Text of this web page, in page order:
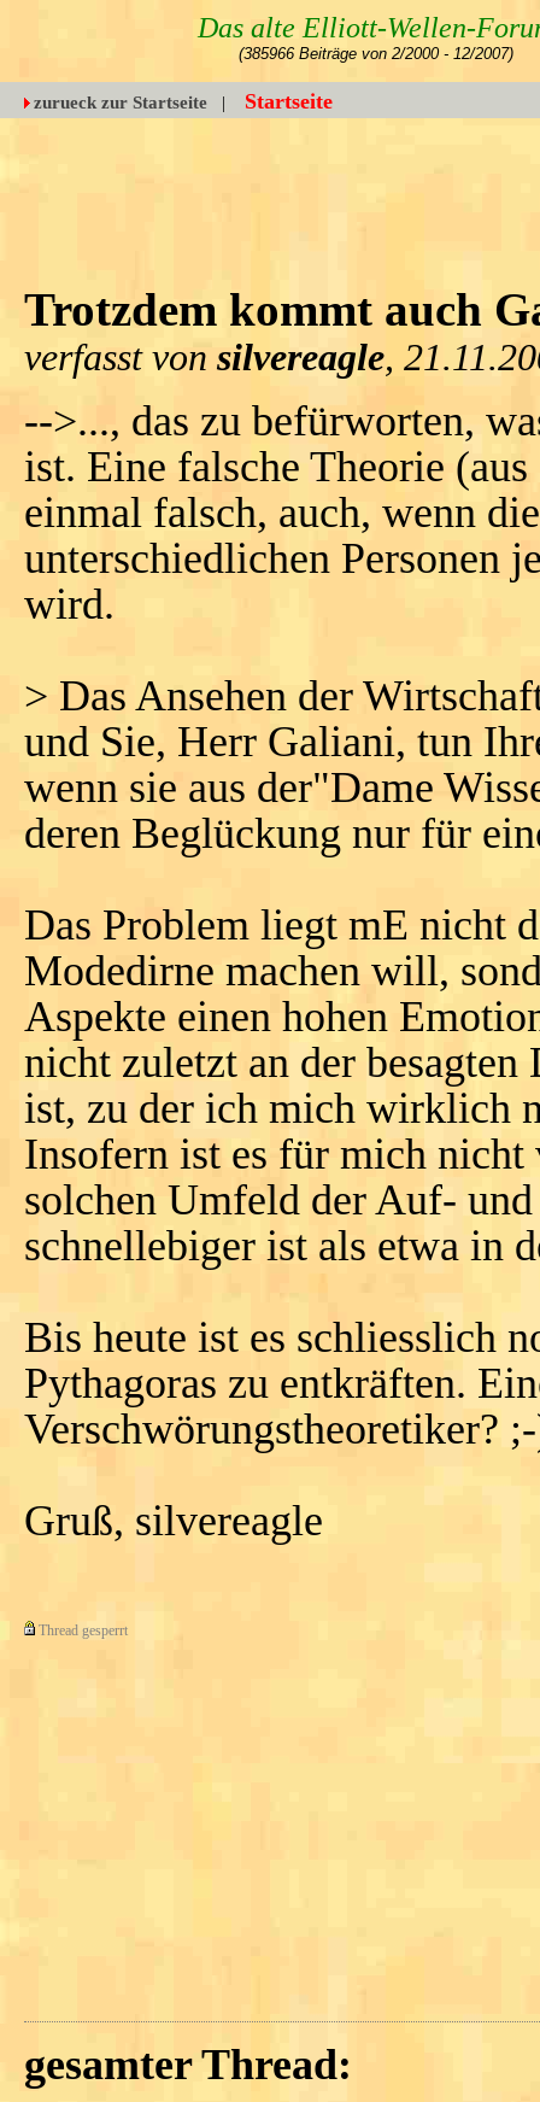
Das alte Elliott-Wellen-
(385966 Beiträge von 2/2000 - 12/2007)
zurueck zur Startseite | Startseite
Trotzdem kommt auch
verfasst von silvereagle,
-->..., das zu befürworten,
ist. Eine falsche Theorie
einmal falsch, auch, wenn
unterschiedlichen Personen
wird.
> Das Ansehen der
und Sie, Herr Galiani, tun
wenn sie aus der"Dame
deren Beglückung nur für
Das Problem liegt mE nicht
Modedirne machen will,
Aspekte einen hohen
nicht zuletzt an der
ist, zu der ich mich wirklich
Insofern ist es für mich
solchen Umfeld der Auf-
schnellebiger ist als etwa in
Bis heute ist es schliesslich
Pythagoras zu entkräften.
Verschwörungstheoretiker?
Gruß, silvereagle
Thread gesperrt
gesamter Thread: